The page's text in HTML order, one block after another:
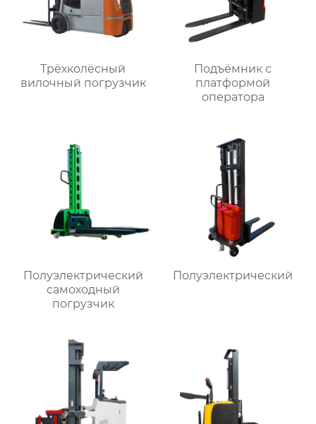
Трёхколёсный
вилочный погрузчик
Подъёмник с
платформой
оператора
Полуэлектрический
самоходный
погрузчик
Полуэлектрический